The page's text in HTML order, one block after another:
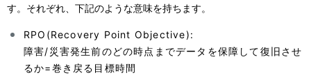
す。それぞれ、下記のような意味を持ちます。
RPO(Recovery Point Objective):
障害/災害発生前のどの時点までデータを保障して復旧させ
るか=巻き戻る目標時間